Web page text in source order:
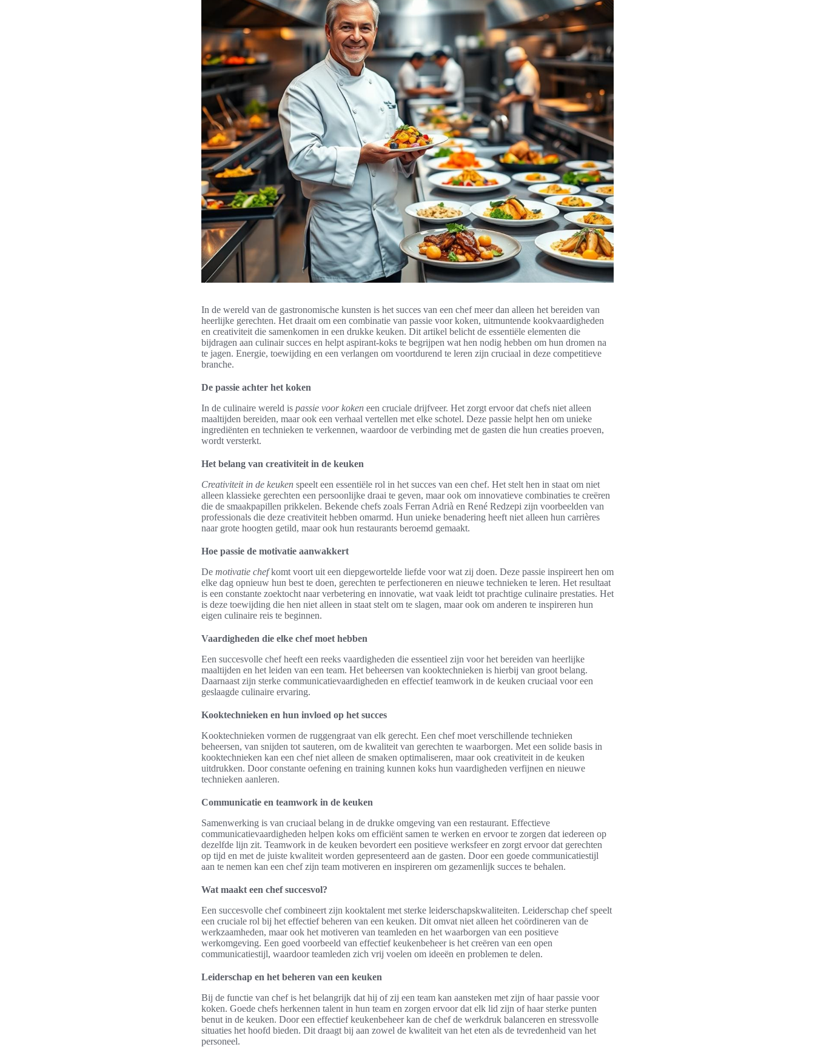
In de wereld van de gastronomische kunsten is het succes van een chef meer dan alleen het bereiden van
heerlijke gerechten. Het draait om een combinatie van passie voor koken, uitmuntende kookvaardigheden
en creativiteit die samenkomen in een drukke keuken. Dit artikel belicht de essentiële elementen die
bijdragen aan culinair succes en helpt aspirant-koks te begrijpen wat hen nodig hebben om hun dromen na
te jagen. Energie, toewijding en een verlangen om voortdurend te leren zijn cruciaal in deze competitieve
branche.
De passie achter het koken
In de culinaire wereld is passie voor koken een cruciale drijfveer. Het zorgt ervoor dat chefs niet alleen
maaltijden bereiden, maar ook een verhaal vertellen met elke schotel. Deze passie helpt hen om unieke
ingrediënten en technieken te verkennen, waardoor de verbinding met de gasten die hun creaties proeven,
wordt versterkt.
Het belang van creativiteit in de keuken
Creativiteit in de keuken speelt een essentiële rol in het succes van een chef. Het stelt hen in staat om niet
alleen klassieke gerechten een persoonlijke draai te geven, maar ook om innovatieve combinaties te creëren
die de smaakpapillen prikkelen. Bekende chefs zoals Ferran Adrià en René Redzepi zijn voorbeelden van
professionals die deze creativiteit hebben omarmd. Hun unieke benadering heeft niet alleen hun carrières
naar grote hoogten getild, maar ook hun restaurants beroemd gemaakt.
Hoe passie de motivatie aanwakkert
De motivatie chefkomt voort uit een diepgewortelde liefde voor wat zij doen. Deze passie inspireert hen om
elke dag opnieuw hun best te doen, gerechten te perfectioneren en nieuwe technieken te leren. Het resultaat
is een constante zoektocht naar verbetering en innovatie, wat vaak leidt tot prachtige culinaire prestaties. Het
is deze toewijding die hen niet alleen in staat stelt om te slagen, maar ook om anderen te inspireren hun
eigen culinaire reis te beginnen.
Vaardigheden die elke chef moet hebben
Een succesvolle chef heeft een reeks vaardigheden die essentieel zijn voor het bereiden van heerlijke
maaltijden en het leiden van een team. Het beheersen van kooktechnieken is hierbij van groot belang.
Daarnaast zijn sterke communicatievaardigheden en effectief teamwork in de keuken cruciaal voor een
geslaagde culinaire ervaring.
Kooktechnieken en hun invloed op het succes
Kooktechnieken vormen de ruggengraat van elk gerecht. Een chef moet verschillende technieken
beheersen, van snijden tot sauteren, om de kwaliteit van gerechten te waarborgen. Met een solide basis in
kooktechnieken kan een chef niet alleen de smaken optimaliseren, maar ook creativiteit in de keuken
uitdrukken. Door constante oefening en training kunnen koks hun vaardigheden verfijnen en nieuwe
technieken aanleren.
Communicatie en teamwork in de keuken
Samenwerking is van cruciaal belang in de drukke omgeving van een restaurant. Effectieve
communicatievaardigheden helpen koks om efficiënt samen te werken en ervoor te zorgen dat iedereen op
dezelfde lijn zit. Teamwork in de keuken bevordert een positieve werksfeer en zorgt ervoor dat gerechten
op tijd en met de juiste kwaliteit worden gepresenteerd aan de gasten. Door een goede communicatiestijl
aan te nemen kan een chef zijn team motiveren en inspireren om gezamenlijk succes te behalen.
Wat maakt een chef succesvol?
Een succesvolle chef combineert zijn kooktalent met sterke leiderschapskwaliteiten. Leiderschap chef speelt
een cruciale rol bij het effectief beheren van een keuken. Dit omvat niet alleen het coördineren van de
werkzaamheden, maar ook het motiveren van teamleden en het waarborgen van een positieve
werkomgeving. Een goed voorbeeld van effectief keukenbeheer is het creëren van een open
communicatiestijl, waardoor teamleden zich vrij voelen om ideeën en problemen te delen.
Leiderschap en het beheren van een keuken
Bij de functie van chef is het belangrijk dat hij of zij een team kan aansteken met zijn of haar passie voor
koken. Goede chefs herkennen talent in hun team en zorgen ervoor dat elk lid zijn of haar sterke punten
benut in de keuken. Door een effectief keukenbeheer kan de chef de werkdruk balanceren en stressvolle
situaties het hoofd bieden. Dit draagt bij aan zowel de kwaliteit van het eten als de tevredenheid van het
personeel.